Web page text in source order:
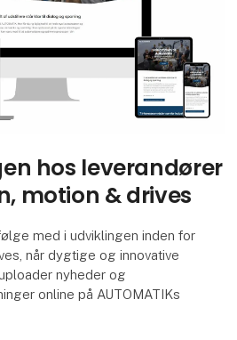
hos leverandører
motion & drives
med i udviklingen inden for
når dygtige og innovative
nyheder og
online på AUTOMATIKs